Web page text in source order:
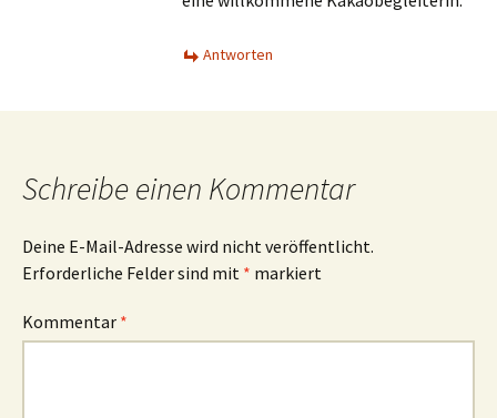
Antworten
Schreibe einen Kommentar
Deine E-Mail-Adresse wird nicht veröffentlicht.
Erforderliche Felder sind mit * markiert
Kommentar *